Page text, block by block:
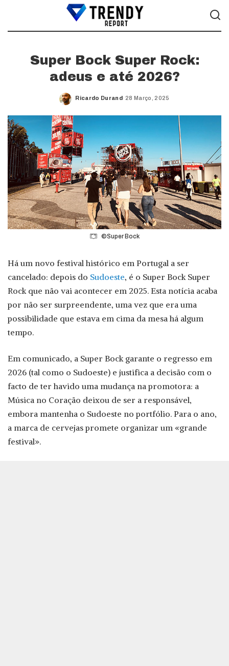
Super Bock Super Rock:
adeus e até 2026?
Posted
Ricardo Durand 28 Março, 2025
©Super Bock
Há um novo festival histórico em Portugal a ser
cancelado: depois do Sudoeste, é o Super Bock Super
Rock que não vai acontecer em 2025. Esta notícia acaba
por não ser surpreendente, uma vez que era uma
possibilidade que estava em cima da mesa há algum
tempo.
Em comunicado, a Super Bock garante o regresso em
2026 (tal como o Sudoeste) e justifica a decisão com o
facto de ter havido uma mudança na promotora: a
Música no Coração deixou de ser a responsável,
embora mantenha o Sudoeste no portfólio. Para o ano,
a marca de cervejas promete organizar um «grande
festival».